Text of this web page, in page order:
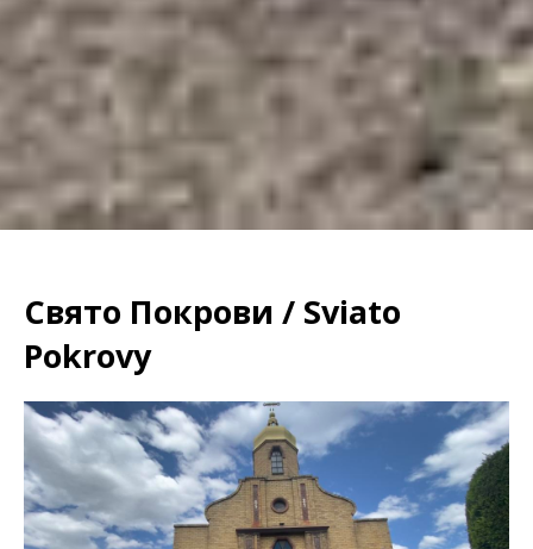
Свято Покрови / Sviato
Pokrovy